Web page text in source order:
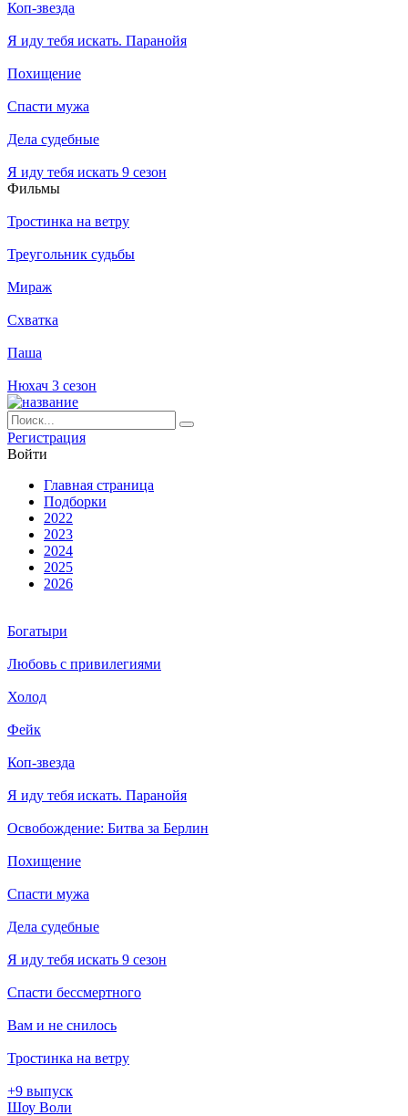
Коп-звезда
Я иду тебя искать. Паранойя
Похищение
Спасти мужа
Дела судебные
Я иду тебя искать 9 сезон
Филь­мы
Тростинка на ветру
Треугольник судьбы
Мираж
Схватка
Паша
Нюхач 3 сезон
Ре­ги­ст­ра­ция
Вой­ти
Глав­ная стра­ни­ца
Подборки
2022
2023
2024
2025
2026
Богатыри
Любовь с привилегиями
Холод
Фейк
Коп-звезда
Я иду тебя искать. Паранойя
Освобождение: Битва за Берлин
Похищение
Спасти мужа
Дела судебные
Я иду тебя искать 9 сезон
Спасти бессмертного
Вам и не снилось
Тростинка на ветру
+9 выпуск
Шоу Воли